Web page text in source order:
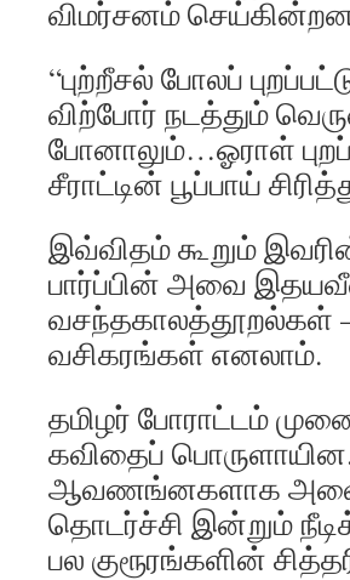
விமர்சனம்
“புற்றீசல் போலப்
விற்போர் நடத்தும்
போனாலும்…ஓராள்
சீராட்டின் பூப்பாய்
இவ்விதம் கூறும்
பார்ப்பின் அவை
வசந்தகாலத்தூறல்கள் –
வசிகரங்கள் எனலாம்.
தமிழர் போராட்டம்
கவிதைப்
ஆவணங்னகளாக அவை
தொடர்ச்சி இன்றும்
பல குரூரங்களின்